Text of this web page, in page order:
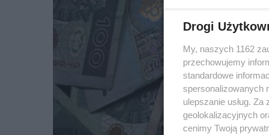
Drogi
My, naszych 1162
przechowujemy
standardowe
spersonalizowanych
ulepszanie usług.
geolokalizacyjnych
cenimy Twoją